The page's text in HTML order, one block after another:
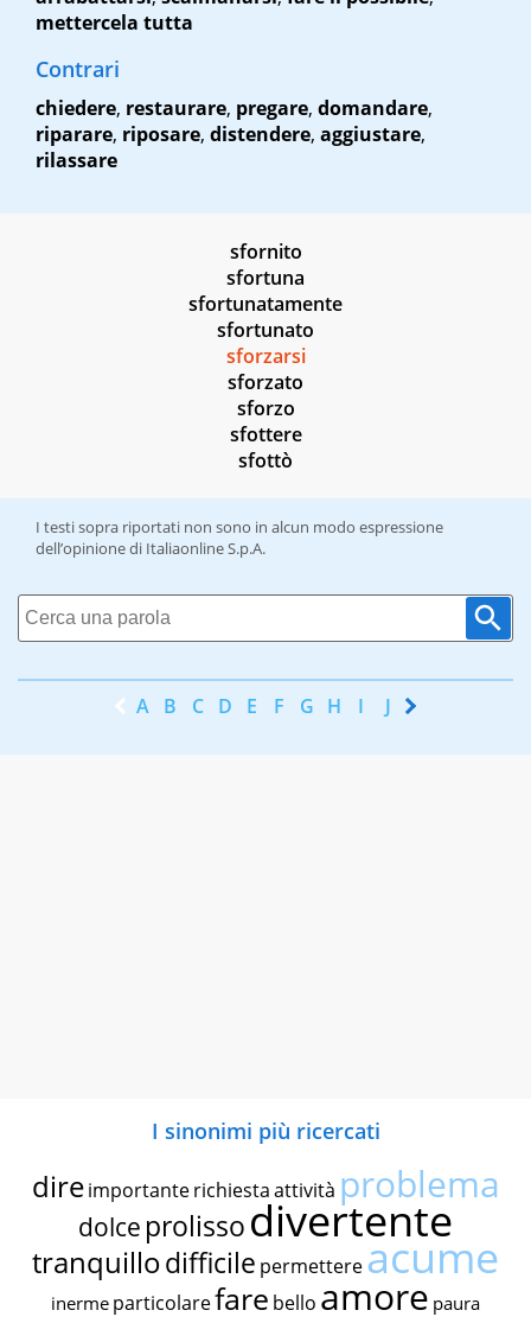
mettercela tutta
Contrari
chiedere, restaurare, pregare, domandare,
riparare, riposare, distendere, aggiustare,
rilassare
sfornito
sfortuna
sfortunatamente
sfortunato
sforzarsi
sforzato
sforzo
sfottere
sfottò
I testi sopra riportati non sono in alcun modo espressione
dell’opinione di Italiaonline S.p.A.
A B C D E F G H I J K
I sinonimi più ricercati
dire importante richiestaattività problema
dolce prolissodivertente
tranquillodifficile permettereacume
inerme particolarefare bello amore paura